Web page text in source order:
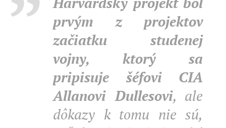
prvým z projektov
začiatku studenej
vojny, ktorý sa
pripisuje šéfovi CIA
Allanovi Dullesovi, ale
dôkazy k tomu nie sú,